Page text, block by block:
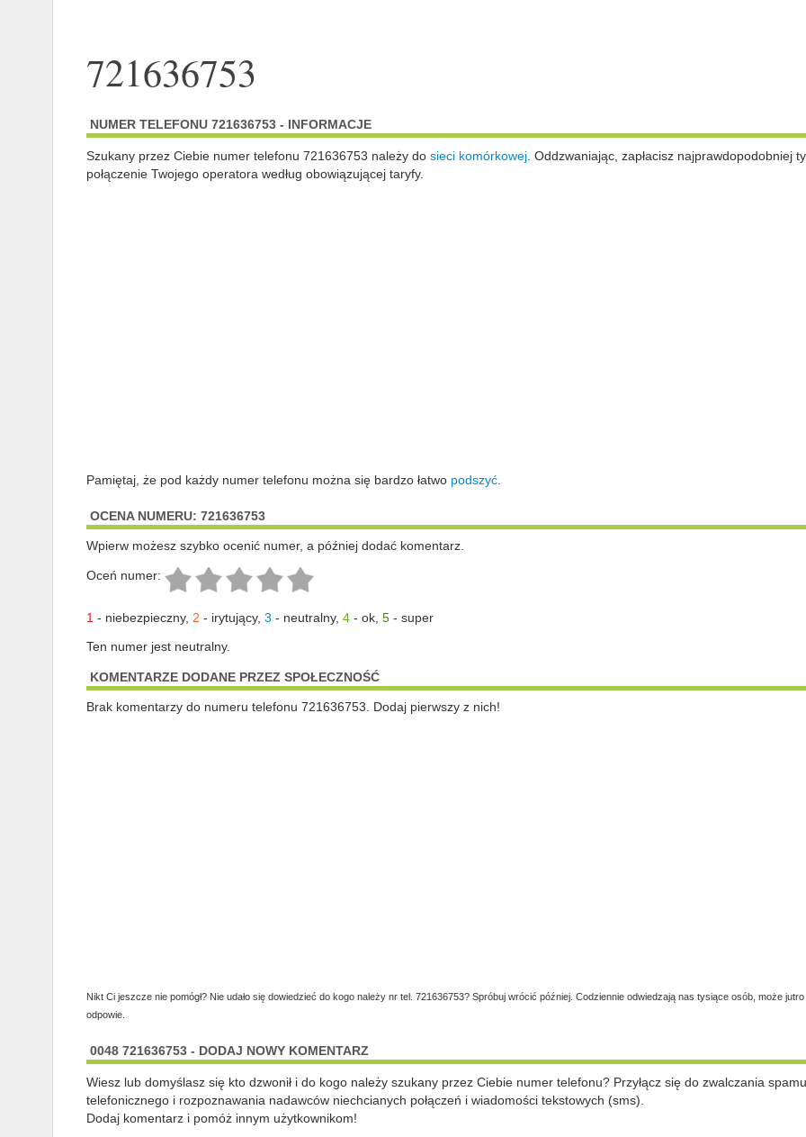
721636753
NUMER TELEFONU 721636753 - INFORMACJE
Szukany przez Ciebie numer telefonu 721636753 należy do sieci komórkowej. Oddzwaniając, zapłacisz najprawdopodobniej
połączenie Twojego operatora według obowiązującej taryfy.
Pamiętaj, że pod każdy numer telefonu można się bardzo łatwo podszyć.
OCENA NUMERU: 721636753
Wpierw możesz szybko ocenić numer, a później dodać komentarz.
Oceń numer:
1- niebezpieczny, 2 - irytujący, 3 - neutralny, 4- ok, 5- super
Ten numer jest neutralny.
KOMENTARZE DODANE PRZEZ SPOŁECZNOŚĆ
Brak komentarzy do numeru telefonu 721636753. Dodaj pierwszy z nich!
Nikt Ci jeszcze nie pomógł? Nie udało się dowiedzieć do kogo należy nr tel. 721636753? Spróbuj wrócić później. Codziennie odwiedzają nas tysiące osób, może
odpowie.
0048 721636753 - DODAJ NOWY KOMENTARZ
Wiesz lub domyślasz się kto dzwonił i do kogo należy szukany przez Ciebie numer telefonu? Przyłącz się do zwalczania spamu
telefonicznego i rozpoznawania nadawców niechcianych połączeń i wiadomości tekstowych (sms).
Dodaj komentarz i pomóż innym użytkownikom!